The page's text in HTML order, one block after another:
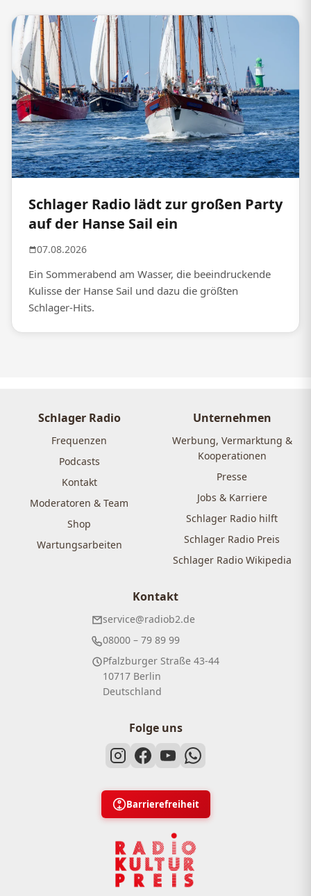
Schlager Radio lädt zur großen Party
auf der Hanse Sail ein
07.08.2026
Ein Sommerabend am Wasser, die beeindruckende
Kulisse der Hanse Sail und dazu die größten
Schlager-Hits.
Schlager Radio
Frequenzen
Podcasts
Kontakt
Moderatoren & Team
Shop
Wartungsarbeiten
Unternehmen
Werbung, Vermarktung &
Kooperationen
Presse
Jobs & Karriere
Schlager Radio hilft
Schlager Radio Preis
Schlager Radio Wikipedia
Kontakt
service@radiob2.de
08000 – 79 89 99
Pfalzburger Straße 43-44
10717 Berlin
Deutschland
Folge uns
Barrierefreiheit